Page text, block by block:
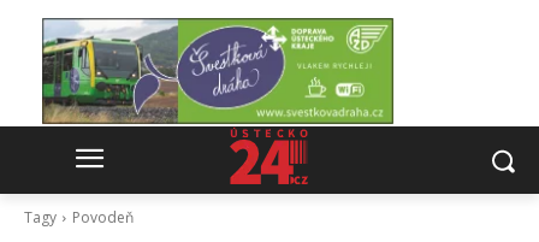
Tagy Povodeň